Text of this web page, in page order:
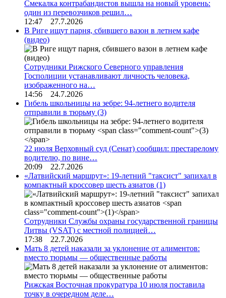
Смекалка контрабандистов вышла на новый уровень:
один из перевозчиков решил…
12:47 27.7.2026
В Риге ищут парня, сбившего вазон в летнем кафе
(видео)
Сотрудники Рижского Северного управления
Госполиции устанавливают личность человека,
изображенного на…
14:56 24.7.2026
Гибель школьницы на зебре: 94-летнего водителя
отправили в тюрьму (3)
22 июля Верховный суд (Сенат) сообщил: престарелому
водителю, по вине…
20:09 22.7.2026
«Латвийский маршрут»: 19-летний "таксист" запихал в
компактный кроссовер шесть азиатов (1)
Сотрудники Службы охраны государственной границы
Литвы (VSAT) с местной полицией…
17:38 22.7.2026
Мать 8 детей наказали за уклонение от алиментов:
вместо тюрьмы — общественные работы
Рижская Восточная прокуратура 10 июля поставила
точку в очередном деле…